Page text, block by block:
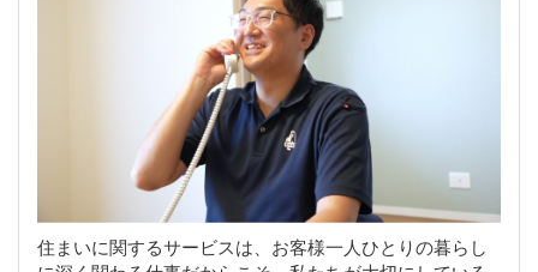
住まいに関するサービスは、お客様一人ひとりの暮らし